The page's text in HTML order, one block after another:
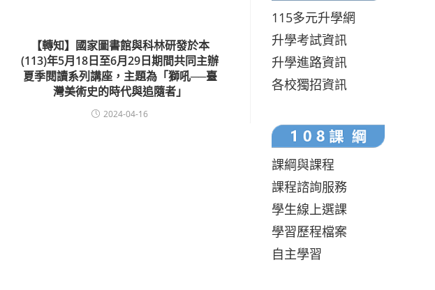
【轉知】國家圖書館與科林研發於本
(113)年5月18日至6月29日期間共同主辦
夏季閱讀系列講座，主題為「獅吼──臺
灣美術史的時代與追隨者」
2024-04-16
115多元升學網
升學考試資訊
升學進路資訊
各校獨招資訊
課綱與課程
課程諮詢服務
學生線上選課
學習歷程檔案
自主學習